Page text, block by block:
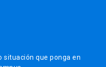
situación que ponga en